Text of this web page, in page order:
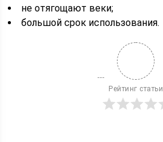
не отягощают веки;
большой срок использования.
Рейтинг статьи